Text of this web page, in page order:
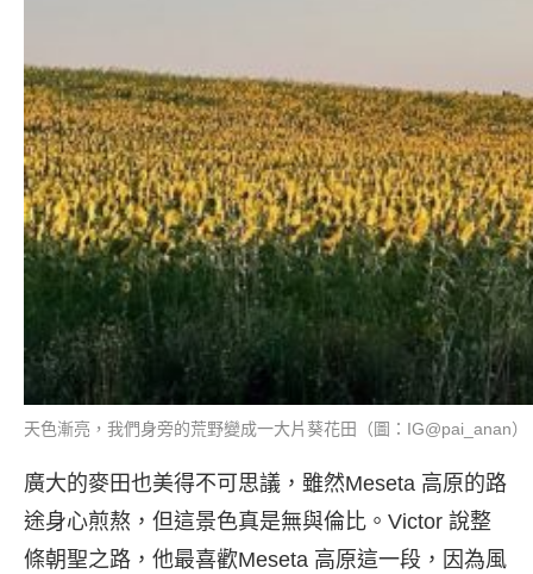
天色漸亮，我們身旁的荒野變成一大片葵花田（圖：IG@pai_anan）
廣大的麥田也美得不可思議，雖然Meseta 高原的路
途身心煎熬，但這景色真是無與倫比。Victor 說整
條朝聖之路，他最喜歡Meseta 高原這一段，因為風